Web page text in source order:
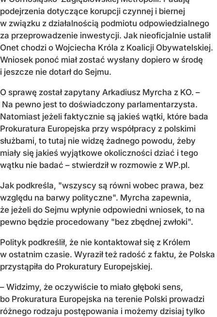
podejrzenia dotyczące korupcji czynnej i biernej
w związku z działalnością podmiotu odpowiedzialnego
za przeprowadzenie inwestycji. Jak nieoficjalnie ustalił
Onet chodzi o Wojciecha Króla z Koalicji Obywatelskiej.
Wniosek ponoć miał zostać wysłany dopiero w środę
i jeszcze nie dotarł do Sejmu.
O sprawę został zapytany Arkadiusz Myrcha z KO. –
Na pewno jest to doświadczony parlamentarzysta.
Natomiast jeżeli faktycznie są jakieś wątki, które bada
Prokuratura Europejska przy współpracy z polskimi
służbami, to tutaj nie widzę żadnego powodu, żeby
miały się jakieś wyjątkowe okoliczności dziać i tego
wątku nie badać – stwierdził w rozmowie z WP.pl.
Jak podkreśla, "wszyscy są równi wobec prawa, bez
względu na barwy polityczne". Myrcha zapewnia,
że jeżeli do Sejmu wpłynie odpowiedni wniosek, to na
pewno będzie procedowany "bez zbędnej zwłoki".
Polityk podkreślił, że nie kontaktował się z Królem
w ostatnim czasie. Wyraził też radość z faktu, że Polska
przystąpiła do Prokuratury Europejskiej.
– Widzimy, że oczywiście to miało głęboki sens,
bo Prokuratura Europejska na terenie Polski prowadzi
różnego rodzaju postępowania i możemy dzisiaj tylko